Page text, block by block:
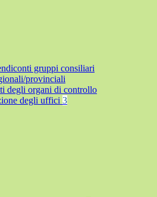
gruppi consiliari
provinciali
degli organi di controllo
degli uffici 3